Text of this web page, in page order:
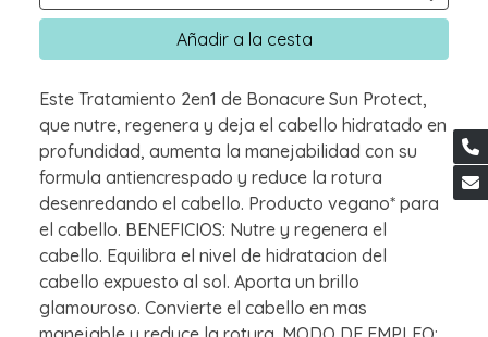
Añadir a la cesta
Este Tratamiento 2en1 de Bonacure Sun Protect,
que nutre, regenera y deja el cabello hidratado en
profundidad, aumenta la manejabilidad con su
formula antiencrespado y reduce la rotura
desenredando el cabello. Producto vegano* para
el cabello. BENEFICIOS: Nutre y regenera el
cabello. Equilibra el nivel de hidratacion del
cabello expuesto al sol. Aporta un brillo
glamouroso. Convierte el cabello en mas